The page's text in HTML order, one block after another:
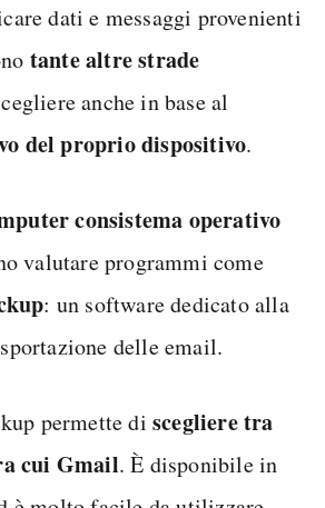
dati e messaggi provenienti
tante altre strade
anche in base al
del proprio dispositivo.
consistema operativo
valutare programmi come
: un software dedicato alla
delle email.
permette di scegliere tra
cui Gmail. È disponibile in